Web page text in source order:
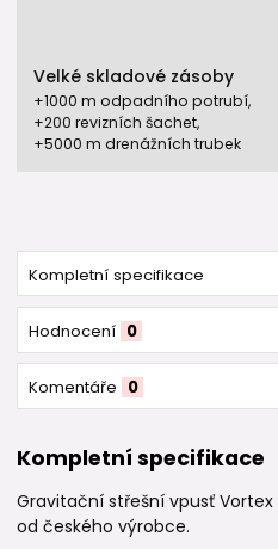
Velké skladové zásoby
+1000 m odpadního potrubí,
+200 revizních šachet,
+5000 m drenážních trubek
Kompletní specifikace
Hodnocení 0
Komentáře 0
Kompletní specifikace
Gravitační střešní vpusť Vortex
od českého výrobce.